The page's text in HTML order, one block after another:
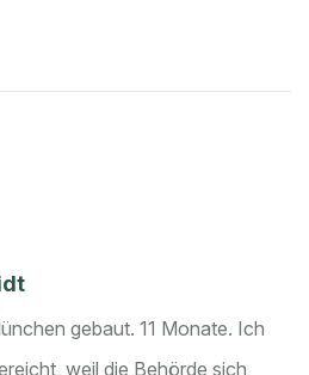
gebaut. 11 Monate. Ich
weil die Behörde sich